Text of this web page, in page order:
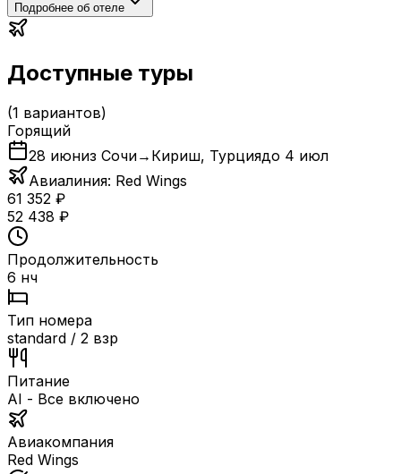
Подробнее об отеле
Доступные туры
(1 вариантов)
Горящий
28 июниз Сочи→ Кириш, Турциядо 4 июл
Авиалиния: Red Wings
61 352 ₽
52 438 ₽
Продолжительность
6 нч
Тип номера
standard / 2 взр
Питание
AI - Все включено
Авиакомпания
Red Wings